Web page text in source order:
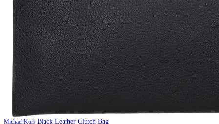
Michael Kors Black Leather Clutch Bag